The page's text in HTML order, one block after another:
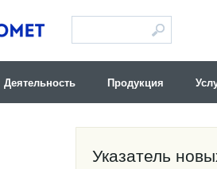
Деятельность Продукция
Указатель